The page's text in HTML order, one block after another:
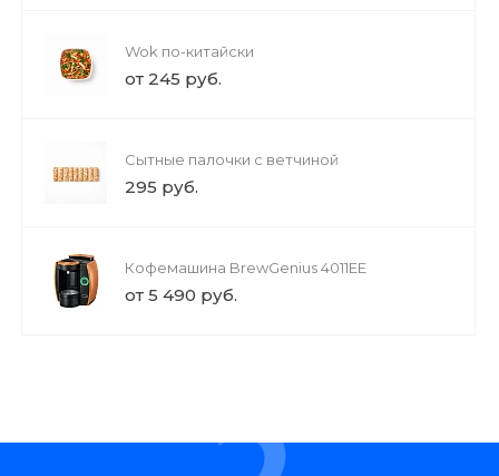
Wok по-китайски
от 245 руб.
Сытные палочки с ветчиной
295 руб.
Кофемашина BrewGenius 4011EE
от 5 490 руб.